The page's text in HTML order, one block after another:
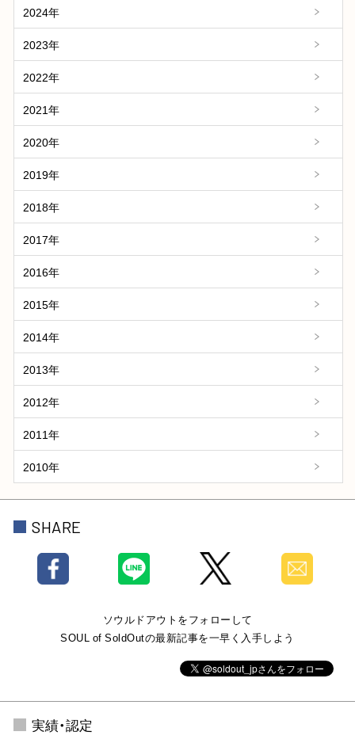
2024年
2023年
2022年
2021年
2020年
2019年
2018年
2017年
2016年
2015年
2014年
2013年
2012年
2011年
2010年
SHARE
ソウルドアウトをフォローして
SOUL of SoldOutの最新記事を一早く入手しよう
実績・認定